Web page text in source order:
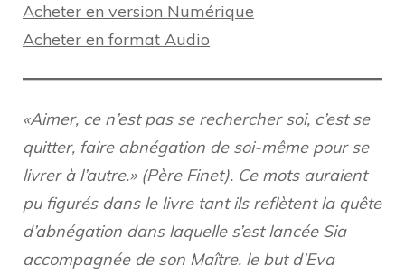
Acheter en version Numérique
Acheter en format Audio
«Aimer, ce n’est pas se rechercher soi, c’est se
quitter, faire abnégation de soi-même pour se
livrer à l’autre.» (Père Finet). Ce mots auraient
pu figurés dans le livre tant ils reflètent la quête
d’abnégation dans laquelle s’est lancée Sia
accompagnée de son Maître. le but d’Eva